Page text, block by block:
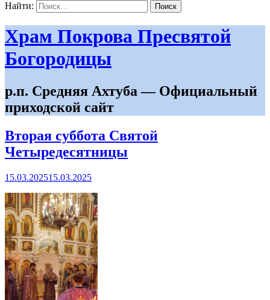
Найти:
Храм Покрова Пресвятой
Богородицы
р.п. Средняя Ахтуба — Официальный
приходской сайт
Вторая суббота Святой
Четыредесятницы
15.03.202515.03.2025